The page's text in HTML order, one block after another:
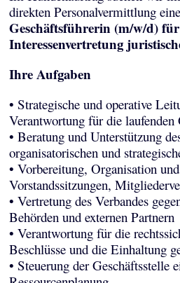
direkten Personalvermittlung
Geschäftsführerin (m/w/d)
Interessenvertretung
Ihre Aufgaben
• Strategische und operative
Verantwortung für die laufenden
• Beratung und Unterstützung
organisatorischen und
• Vorbereitung, Organisation
Vorstandssitzungen,
• Vertretung des Verbandes
Behörden und externen Partnern
• Verantwortung für die
Beschlüsse und die Einhaltung
• Steuerung der Geschäftsstelle